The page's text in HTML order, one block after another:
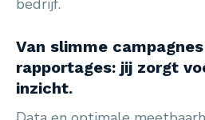
bedrijf.
Van slimme
rapportages: jij zorgt
inzicht.